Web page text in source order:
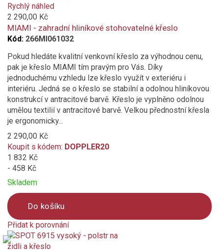
added
to
compare
Rychlý náhled
2 290,00 Kč
MIAMI - zahradní hliníkové stohovatelné křeslo
Kód: 266MI061032
Pokud hledáte kvalitní venkovní křeslo za výhodnou cenu,
pak je křeslo MIAMI tím pravým pro Vás. Díky
jednoduchému vzhledu lze křeslo využít v exteriéru i
interiéru. Jedná se o křeslo se stabilní a odolnou hliníkovou
konstrukcí v antracitové barvě. Křeslo je vyplněno odolnou
umělou textilií v antracitové barvě. Velkou přednostní křesla
je ergonomicky...
2 290,00 Kč
Koupit s kódem: DOPPLER20
1 832 Kč
- 458 Kč
Skladem
Do košíku
Přidat k porovnání
Product
is